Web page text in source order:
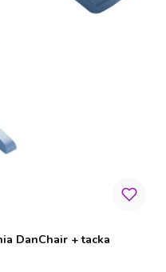
DanChair + tacka